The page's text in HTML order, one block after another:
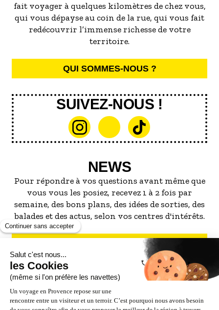
fait voyager à quelques kilomètres de chez vous,
qui vous dépayse au coin de la rue, qui vous fait
redécouvrir l’immense richesse de votre
territoire.
QUI SOMMES-NOUS ?
SUIVEZ-NOUS !
NEWS
Pour répondre à vos questions avant même que
vous vous les posiez, recevez 1 à 2 fois par
semaine, des bons plans, des idées de sorties, des
balades et des actus, selon vos centres d'intérêts.
S'INSCRIRE À LA NEWSLETTER